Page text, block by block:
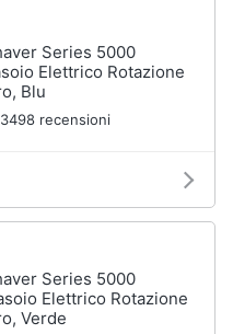
Series 5000
Elettrico Rotazione
Blu
3498 recensioni
Series 5000
Elettrico Rotazione
Verde